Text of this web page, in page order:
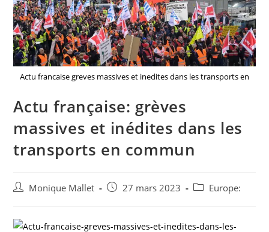
Actu francaise greves massives et inedites dans les transports en
Actu française: grèves
massives et inédites dans les
transports en commun
Auteur/autrice
publication :
Monique Mallet
Post27 mars 2023
PostEurope: